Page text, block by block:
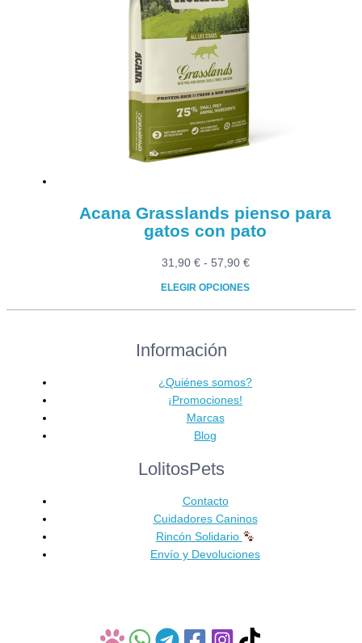
64,90 €
múltiples
variantes.
Las
opciones
se
pueden
elegir
en
la
Acana Grasslands pienso para
gatos con pato
31,90 € - 57,90 €Rango
ELEGIR OPCIONES
Este
tiene
variantes.
Las
opciones
se
elegir
la
página
de
producto
Información
¿Quiénes somos?
¡Promociones!
Marcas
Blog
LolitosPets
Contacto
Cuidadores Caninos
Rincón Solidario
Envío y Devoluciones